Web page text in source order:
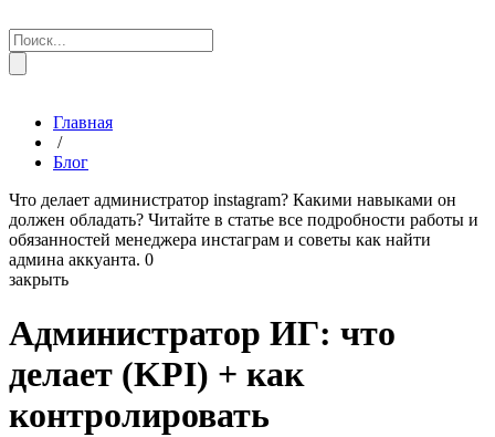
Главная
/
Блог
Что делает администратор instagram? Какими навыками он
должен обладать? Читайте в статье все подробности работы и
обязанностей менеджера инстаграм и советы как найти
админа аккуанта. 0
закрыть
Администратор ИГ: что
делает (KPI) + как
контролировать